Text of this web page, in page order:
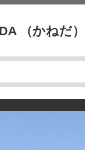
（かねだ